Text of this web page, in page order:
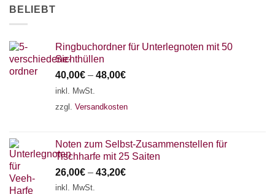
BELIEBT
Ringbuchordner für Unterlegnoten mit 50
Sichthüllen
40,00€ – 48,00€
inkl. MwSt.
zzgl. Versandkosten
Noten zum Selbst-Zusammenstellen für
Tischharfe mit 25 Saiten
26,00€ – 43,20€
inkl. MwSt.